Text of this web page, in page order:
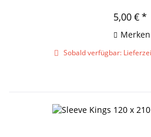
5,00 € *
Merken
Sobald verfügbar: